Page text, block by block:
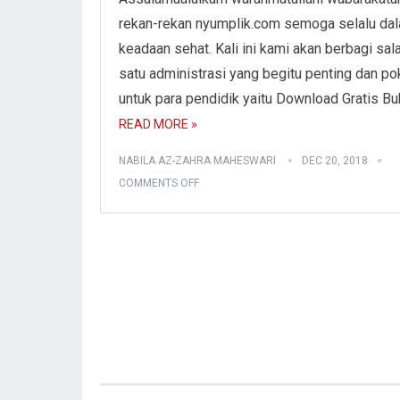
rekan-rekan nyumplik.com semoga selalu
keadaan sehat. Kali ini kami akan berbagi
satu administrasi yang begitu penting dan
untuk para pendidik yaitu Download Gratis
READ MORE »
NABILA AZ-ZAHRA MAHESWARI
DEC 20, 2018
COMMENTS OFF